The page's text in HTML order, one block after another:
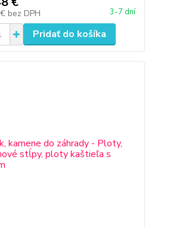
bez DPH 3-7 dní
Pridať do košíka